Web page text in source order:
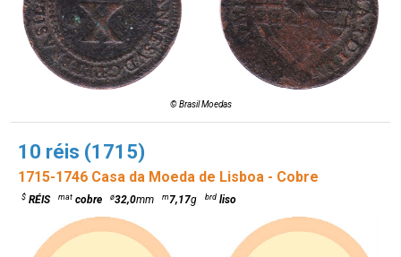
© Brasil Moedas
10 réis (1715)
1715-1746 Casa da Moeda de Lisboa - Cobre
$ RÉIS mat cobre ø32,0mm m7,17g brd liso